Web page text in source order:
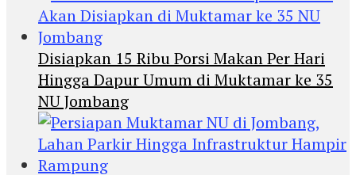
Disiapkan 15 Ribu Porsi Makan Per Hari
Hingga Dapur Umum di Muktamar ke 35
NU Jombang